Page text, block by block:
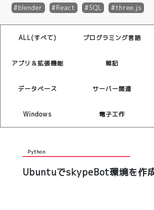
blender
React SQL three.js
ALL(すべて) プログラミング言語
アプリ＆拡張機能 雑記
データベース サーバー関連
Windows 電子工作
Python
UbuntuでskypeBot環境を作